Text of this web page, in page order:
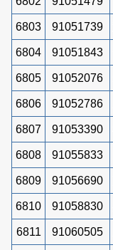
6803 91051739
6804 91051843
6805 91052076
6806 91052786
6807 91053390
6808 91055833
6809 91056690
6810 91058830
6811 91060505